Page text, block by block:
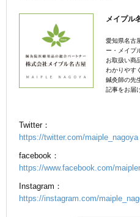
メイプル
愛知県名古
ー・メイプ
お取扱い商
わかりやす
鍼灸師の先
記事をお届
Twitter：
https://twitter.com/maiple_nagoya
facebook：
https://www.facebook.com/
Instagram：
https://instagram.com/